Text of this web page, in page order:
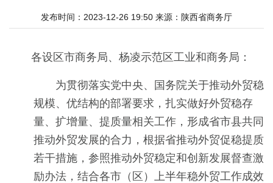
发布时间：2023-12-26 19:50 来源：陕西省商务厅
各设区市商务局、杨凌示范区工业和商务局：
为贯彻落实党中央、国务院关于推动外贸稳
规模、优结构的部署要求，扎实做好外贸稳存
量、扩增量、提质量相关工作，形成省市县共同
推动外贸发展的合力，根据省推动外贸促稳提质
若干措施，参照推动外贸稳定和创新发展督查激
励办法，结合各市（区）上半年稳外贸工作成效